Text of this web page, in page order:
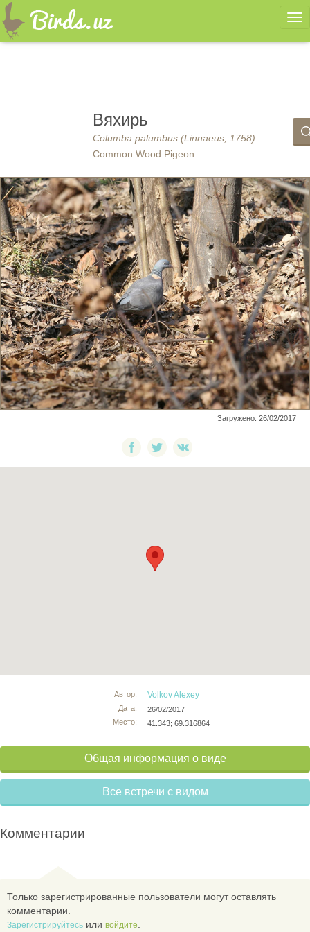
Вяхирь
Columba palumbus (Linnaeus, 1758)
Common Wood Pigeon
Загружено: 26/02/2017
Автор:
Дата:
Место:
Volkov Alexey
26/02/2017
41.343; 69.316864
Общая информация о виде
Все встречи с видом
Комментарии
Только зарегистрированные пользователи могут оставлять
комментарии.
Зарегистрируйтесь или войдите